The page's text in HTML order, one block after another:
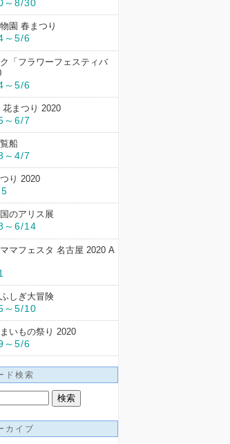
～8/30
園 春まつり
～5/6
「フラワーフェスティバ
～5/6
花まつり 2020
～6/7
船
～4/7
り 2020
のアリス展
～6/14
マフェスタ 名古屋 2020 A
しぎ大冒険
～5/10
いもの祭り 2020
～5/6
ド検索
カイブ